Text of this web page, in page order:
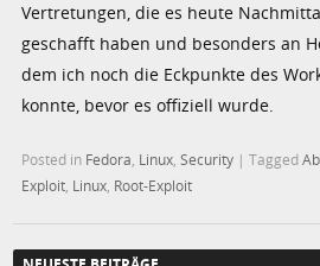
Vertretungen, die es heute
geschafft haben und besonders an
dem ich noch die Eckpunkte des
konnte, bevor es offiziell wurde.
Posted in Fedora Linux ,Security |Tagged
Exploit Linux Root-Exploit